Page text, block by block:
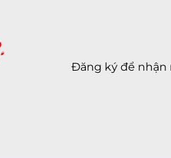
Đăng ký để nhận